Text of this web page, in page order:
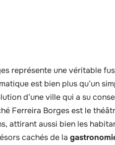
représente une véritable
est bien plus qu’un
d’une ville qui a su
Ferreira Borges est le
attirant aussi bien les
cachés de la